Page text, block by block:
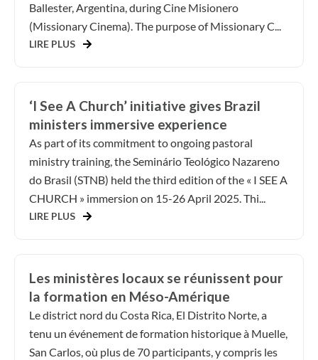
Ballester, Argentina, during Cine Misionero
(Missionary Cinema). The purpose of Missionary C...
LIRE PLUS
‘I See A Church’ initiative gives Brazil
ministers immersive experience
As part of its commitment to ongoing pastoral
ministry training, the Seminário Teológico Nazareno
do Brasil (STNB) held the third edition of the « I SEE A
CHURCH » immersion on 15-26 April 2025. Thi...
LIRE PLUS
Les ministères locaux se réunissent pour
la formation en Méso-Amérique
Le district nord du Costa Rica, El Distrito Norte, a
tenu un événement de formation historique à Muelle,
San Carlos, où plus de 70 participants, y compris les